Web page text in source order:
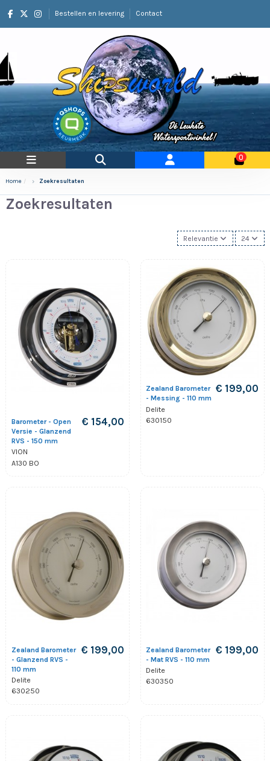
Bestellen en levering Contact
0
Home Zoekresultaten
Zoekresultaten
Relevantie 24
Barometer - Open
Versie - Glanzend
RVS - 150 mm
VION
A130 BO
€ 154,00
Zealand Barometer
- Messing - 110 mm
Delite
630150
€ 199,00
Zealand Barometer
- Glanzend RVS -
110 mm
Delite
630250
€ 199,00
Zealand Barometer
- Mat RVS - 110 mm
Delite
630350
€ 199,00